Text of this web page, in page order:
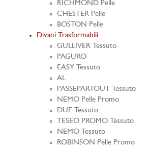
RICHMOND Pelle
CHESTER Pelle
BOSTON Pelle
Divani Trasformabili
GULLIVER Tessuto
PAGURO
EASY Tessuto
AL
PASSEPARTOUT Tessuto
NEMO Pelle Promo
DUE Tessuto
TESEO PROMO Tessuto
NEMO Tessuto
ROBINSON Pelle Promo